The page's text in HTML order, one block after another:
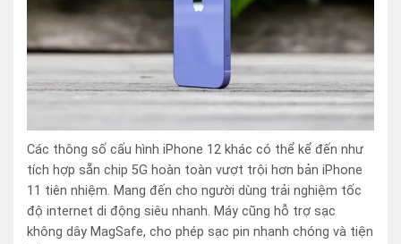
Các thông số cấu hình iPhone 12 khác có thể kể đến như
tích hợp sẵn chip 5G hoàn toàn vượt trội hơn bản iPhone
11 tiên nhiệm. Mang đến cho người dùng trải nghiệm tốc
độ internet di động siêu nhanh. Máy cũng hỗ trợ sạc
không dây MagSafe, cho phép sạc pin nhanh chóng và tiện